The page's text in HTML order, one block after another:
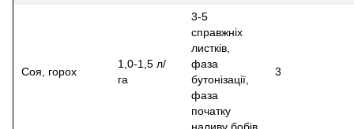
Соя, горох
1,0-1,5 л/
га
3-5
справжніх
листків,
фаза
бутонізації,
фаза
початку
наливу бобів
3